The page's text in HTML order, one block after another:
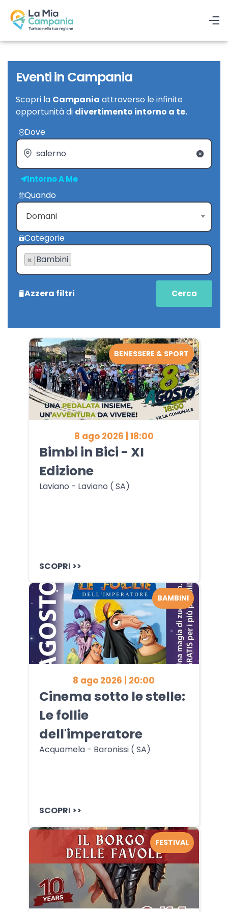
Eventi in Campania
Scopri la Campania attraverso le infinite
opportunità di divertimento intorno a te.
Dove
Intorno A Me
Quando
Domani
Categorie
× Bambini
Azzera filtri
8 ago 2026 | 18:00
Bimbi in Bici - XI
Edizione
Laviano - Laviano ( SA)
SCOPRI >>
BENESSERE & SPORT
8 ago 2026 | 20:00
Cinema sotto le stelle:
Le follie
dell'imperatore
Acquamela - Baronissi ( SA)
SCOPRI >>
BAMBINI
FESTIVAL